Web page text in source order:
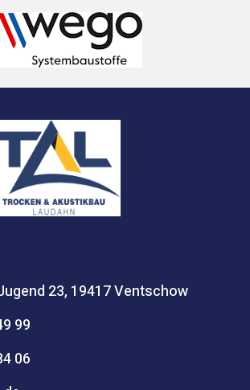
23, 19417 Ventschow
99
06